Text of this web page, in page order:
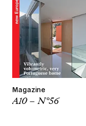
Magazine
A10 – N°56